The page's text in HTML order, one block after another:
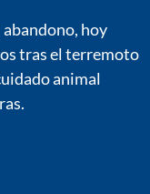
hoy
tras el terremoto
animal